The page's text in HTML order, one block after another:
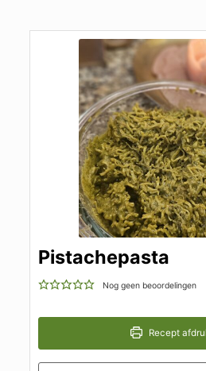
Pistachepasta
Nog geen beoordelingen
Recept